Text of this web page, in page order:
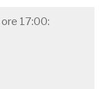
17:00: